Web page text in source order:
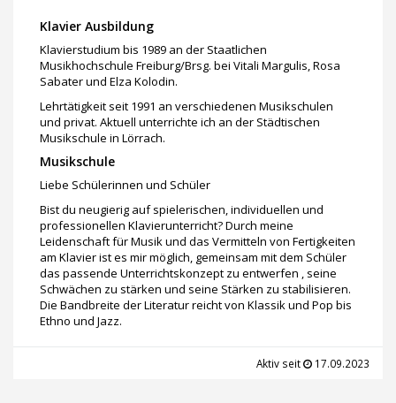
Klavier Ausbildung
Klavierstudium bis 1989 an der Staatlichen
Musikhochschule Freiburg/Brsg. bei Vitali Margulis, Rosa
Sabater und Elza Kolodin.
Lehrtätigkeit seit 1991 an verschiedenen Musikschulen
und privat. Aktuell unterrichte ich an der Städtischen
Musikschule in Lörrach.
Musikschule
Liebe Schülerinnen und Schüler
Bist du neugierig auf spielerischen, individuellen und
professionellen Klavierunterricht? Durch meine
Leidenschaft für Musik und das Vermitteln von Fertigkeiten
am Klavier ist es mir möglich, gemeinsam mit dem Schüler
das passende Unterrichtskonzept zu entwerfen , seine
Schwächen zu stärken und seine Stärken zu stabilisieren.
Die Bandbreite der Literatur reicht von Klassik und Pop bis
Ethno und Jazz.
Aktiv seit 17.09.2023